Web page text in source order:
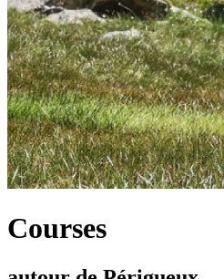
Courses